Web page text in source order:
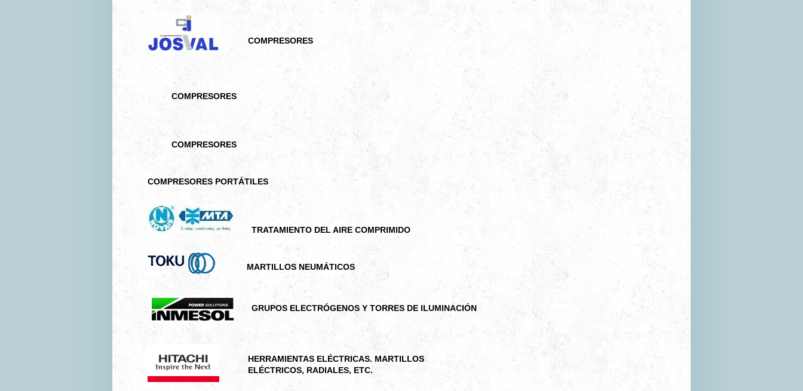
COMPRESORES
COMPRESORES
COMPRESORES
COMPRESORES PORTÁTILES
TRATAMIENTO DEL AIRE COMPRIMIDO
MARTILLOS NEUMÁTICOS
GRUPOS ELECTRÓGENOS Y TORRES DE ILUMINACIÓN
HERRAMIENTAS ELÉCTRICAS. MARTILLOS
ELÉCTRICOS, RADIALES, ETC.